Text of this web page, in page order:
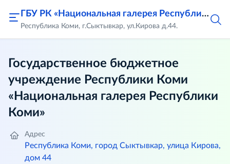
ГБУ РК «Национальная галерея Республики Коми»
Республика Коми, г.Сыктывкар, ул.Кирова д.44.
Государственное бюджетное
учреждение Республики Коми
«Национальная галерея Республики
Коми»
Адрес
Республика Коми, город Сыктывкар, улица Кирова,
дом 44